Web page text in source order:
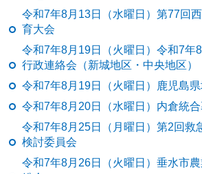
令和7年8月13日（水曜日）第77回
育大会
令和7年8月19日（火曜日）令和7年8
行政連絡会（新城地区・中央地区）
令和7年8月19日（火曜日）鹿児島
令和7年8月20日（水曜日）内倉統
令和7年8月25日（月曜日）第2回救
検討委員会
令和7年8月26日（火曜日）垂水市